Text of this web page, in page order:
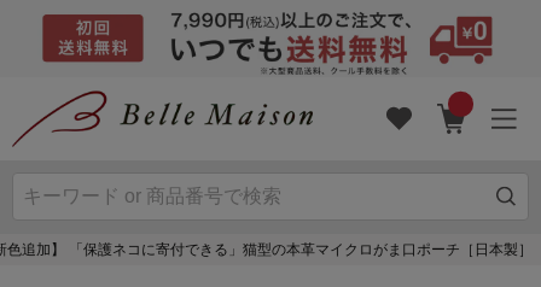
色追加】 「保護ネコに寄付できる」猫型の本革マイクロがま口ポーチ［日本製］